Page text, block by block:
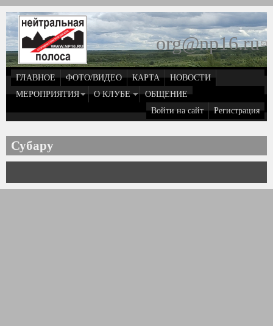
Перейти к основному содержанию
org@np16.ru
ГЛАВНОЕ ФОТО/ВИДЕО КАРТА
НОВОСТИ
МЕРОПРИЯТИЯ
О КЛУБЕ
ОБЩЕНИЕ
Войти на сайт
Регистрация
Субару